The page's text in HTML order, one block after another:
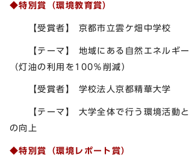
◆特別賞（環境教育賞）
【受賞者】 京都市立雲ケ畑中学校
【テーマ】 地域にある自然エネルギー
（灯油の利用を100％削減）
【受賞者】 学校法人京都精華大学
【テーマ】 大学全体で行う環境活動と
の向上
◆特別賞（環境レポート賞）